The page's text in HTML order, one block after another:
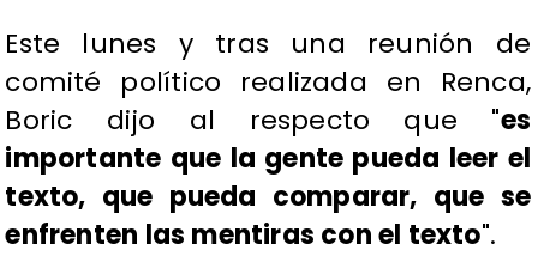
Este lunes y tras una reunión de
comité político realizada en Renca,
Boric dijo al respecto que "es
importante que la gente pueda leer el
texto, que pueda comparar, que se
enfrenten las mentiras con el texto".